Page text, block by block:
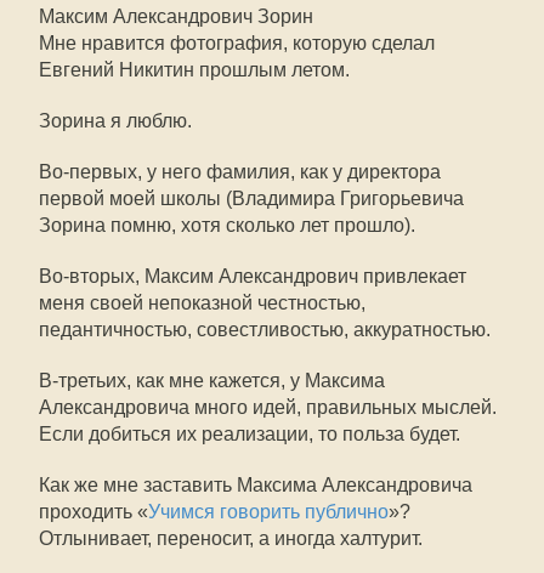
Максим Александрович Зорин
Мне нравится фотография, которую сделал
Евгений Никитин прошлым летом.
Зорина я люблю.
Во-первых, у него фамилия, как у директора
первой моей школы (Владимира Григорьевича
Зорина помню, хотя сколько лет прошло).
Во-вторых, Максим Александрович привлекает
меня своей непоказной честностью,
педантичностью, совестливостью, аккуратностью.
В-третьих, как мне кажется, у Максима
Александровича много идей, правильных мыслей.
Если добиться их реализации, то польза будет.
Как же мне заставить Максима Александровича
проходить «Учимся говорить публично»?
Отлынивает, переносит, а иногда халтурит.